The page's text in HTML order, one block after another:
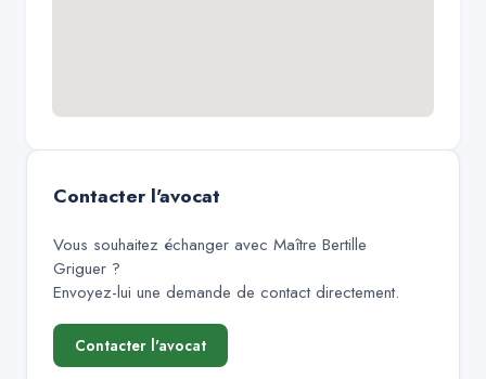
Contacter l'avocat
Vous souhaitez échanger avec Maître Bertille
Griguer ?
Envoyez-lui une demande de contact directement.
Contacter l'avocat